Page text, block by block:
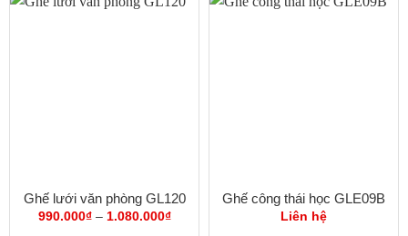
Ghế lưới văn phòng GL120
990.000₫ – 1.080.000₫Khoảng
Ghế công thái học GLE09B
Liên hệ